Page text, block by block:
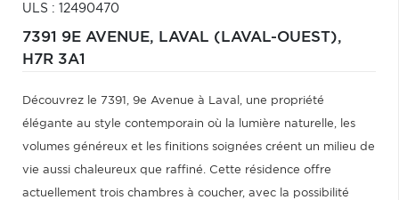
ULS : 12490470
7391 9E AVENUE, LAVAL (LAVAL-OUEST),
H7R 3A1
Découvrez le 7391, 9e Avenue à Laval, une propriété
élégante au style contemporain où la lumière naturelle, les
volumes généreux et les finitions soignées créent un milieu de
vie aussi chaleureux que raffiné. Cette résidence offre
actuellement trois chambres à coucher, avec la possibilité